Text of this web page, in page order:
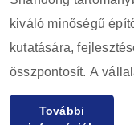
kiváló minőségű
kutatására,
összpontosít. A
kotrógépek, rakodók,
tartozékaik,
További